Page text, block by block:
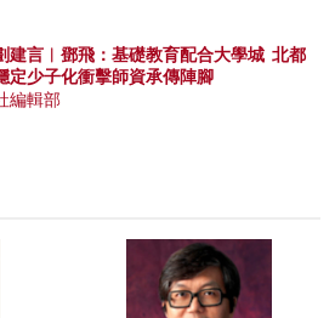
建言︱鄧飛：基礎教育配合大學城 北都
定少子化衝擊師資承傳陣腳
編輯部